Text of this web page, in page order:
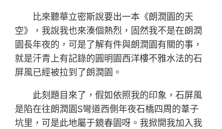
比來聽華立密斯說要出一本《朗潤園的天
空》，我說我也來湊個熱烈，固然我不是在朗潤
園長年夜的，可是了解有件與朗潤園有關的事，
就是汗青上有記錄的圓明園西洋樓不雅水法的石
屏風已經被拉到了朗潤園。
此刻題目來了，假如依照我的印象，石屏風
是陷在往朗潤園S彎道西側年夜石橋四周的葦子
坑里，可是此地屬于鏡春園呀。我掀開我加入我